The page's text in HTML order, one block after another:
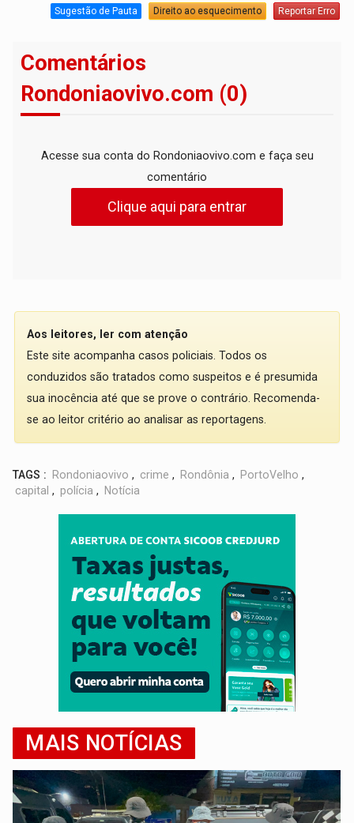
Sugestão de Pauta Direito ao esquecimento Reportar Erro
Comentários
Rondoniaovivo.com (0)
Acesse sua conta do Rondoniaovivo.com e faça seu
comentário
Clique aqui para entrar
Aos leitores, ler com atenção
Este site acompanha casos policiais. Todos os
conduzidos são tratados como suspeitos e é presumida
sua inocência até que se prove o contrário. Recomenda-
se ao leitor critério ao analisar as reportagens.
TAGS : Rondoniaovivo , crime , Rondônia , PortoVelho ,
capital , polícia , Notícia
MAIS NOTÍCIAS